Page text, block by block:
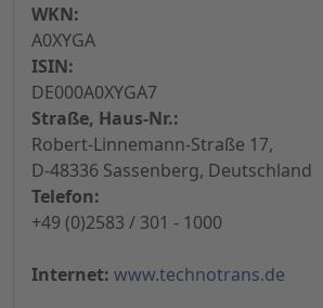
WKN:
A0XYGA
ISIN:
DE000A0XYGA7
Straße, Haus-Nr.:
Robert-Linnemann-Straße 17,
D-48336 Sassenberg, Deutschland
Telefon:
+49 (0)2583 / 301 - 1000
Internet: www.technotrans.de